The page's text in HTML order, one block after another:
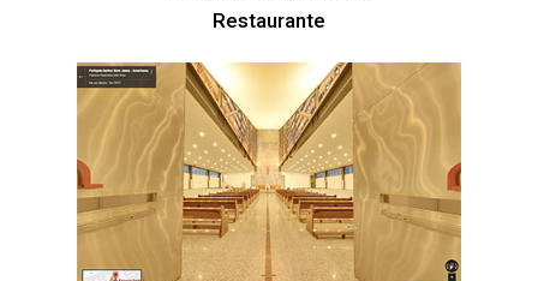
Restaurante